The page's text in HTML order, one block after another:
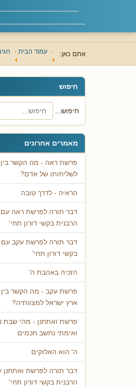
אתם כאן: עמוד הבית
חיפוש
חיפוש...
מאמרים אחרונים
פרשת ראה - מה הקשר בין
לשליחותו של אדם?
הראיה - לדרך טובה
דבר תורה לפרשת ראה עם
הרבנית בקשי דורון תחי'
דבר תורה לפרשת עקב עם
בקשי דורון תחי'
הזכיה באהבת ה'
פרשת עקב - מה הקשר
ארץ ישראל למצוותיה?
פרשת ואתחנן - מהי שבת
ואימתי נחשב חכמים
ה' הוא האלוקים
דבר תורה לפרשת ואתחנן
הרבנית בקשי דורון תחי'